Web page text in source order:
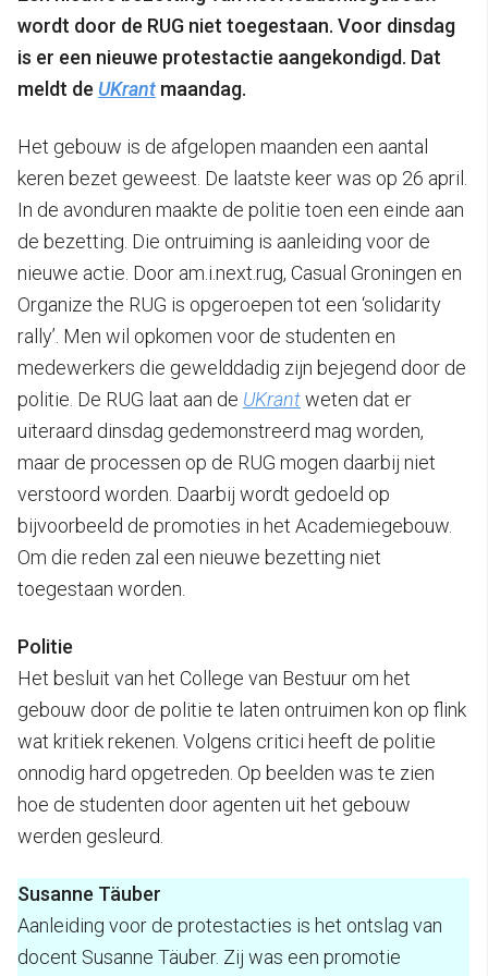
wordt door de RUG niet toegestaan. Voor dinsdag
is er een nieuwe protestactie aangekondigd. Dat
meldt de UKrant maandag.
Het gebouw is de afgelopen maanden een aantal
keren bezet geweest. De laatste keer was op 26 april.
In de avonduren maakte de politie toen een einde aan
de bezetting. Die ontruiming is aanleiding voor de
nieuwe actie. Door am.i.next.rug, Casual Groningen en
Organize the RUG is opgeroepen tot een ‘solidarity
rally’. Men wil opkomen voor de studenten en
medewerkers die gewelddadig zijn bejegend door de
politie. De RUG laat aan de UKrantweten dat er
uiteraard dinsdag gedemonstreerd mag worden,
maar de processen op de RUG mogen daarbij niet
verstoord worden. Daarbij wordt gedoeld op
bijvoorbeeld de promoties in het Academiegebouw.
Om die reden zal een nieuwe bezetting niet
toegestaan worden.
Politie
Het besluit van het College van Bestuur om het
gebouw door de politie te laten ontruimen kon op flink
wat kritiek rekenen. Volgens critici heeft de politie
onnodig hard opgetreden. Op beelden was te zien
hoe de studenten door agenten uit het gebouw
werden gesleurd.
Susanne Täuber
Aanleiding voor de protestacties is het ontslag van
docent Susanne Täuber. Zij was een promotie